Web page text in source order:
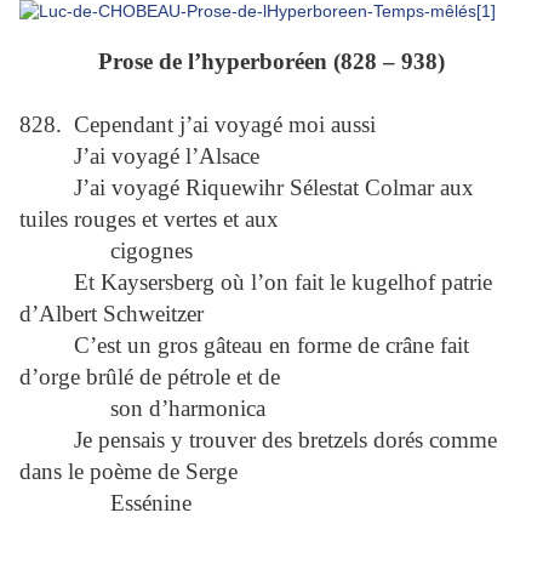
Prose de l’hyperboréen (828 – 938)
828. Cependant j’ai voyagé moi aussi
J’ai voyagé l’Alsace
J’ai voyagé Riquewihr Sélestat Colmar aux
tuiles rouges et vertes et aux
cigognes
Et Kaysersberg où l’on fait le kugelhof patrie
d’Albert Schweitzer
C’est un gros gâteau en forme de crâne fait
d’orge brûlé de pétrole et de
son d’harmonica
Je pensais y trouver des bretzels dorés comme
dans le poème de Serge
Essénine